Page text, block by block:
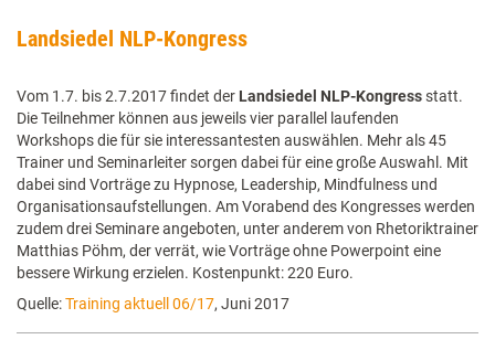
Landsiedel NLP-Kongress
Vom 1.7. bis 2.7.2017 findet der Landsiedel NLP-Kongressstatt.
Die Teilnehmer können aus jeweils vier parallel laufenden
Workshops die für sie interessantesten auswählen. Mehr als 45
Trainer und Seminarleiter sorgen dabei für eine große Auswahl. Mit
dabei sind Vorträge zu Hypnose, Leadership, Mindfulness und
Organisationsaufstellungen. Am Vorabend des Kongresses werden
zudem drei Seminare angeboten, unter anderem von Rhetoriktrainer
Matthias Pöhm, der verrät, wie Vorträge ohne Powerpoint eine
bessere Wirkung erzielen. Kostenpunkt: 220 Euro.
Quelle:Training aktuell 06/17, Juni 2017